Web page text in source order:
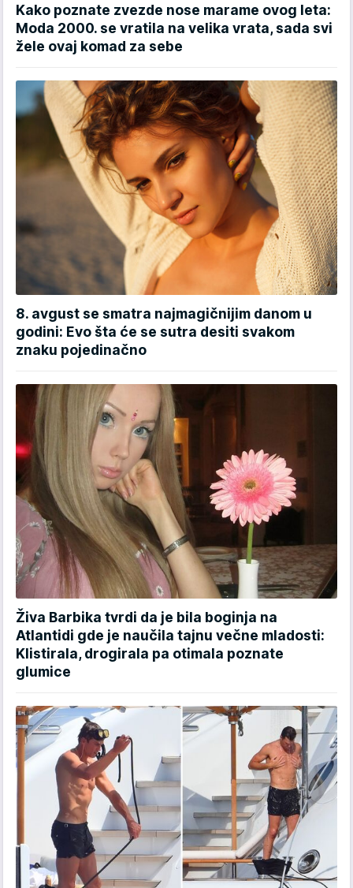
Kako poznate zvezde nose marame ovog leta:
Moda 2000. se vratila na velika vrata, sada svi
žele ovaj komad za sebe
8. avgust se smatra najmagičnijim danom u
godini: Evo šta će se sutra desiti svakom
znaku pojedinačno
Živa Barbika tvrdi da je bila boginja na
Atlantidi gde je naučila tajnu večne mladosti:
Klistirala, drogirala pa otimala poznate
glumice